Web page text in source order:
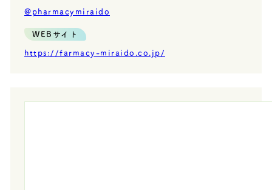
@pharmacymiraido
WEBサイト
https://farmacy-miraido.co.jp/